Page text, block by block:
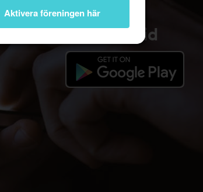
Aktivera föreningen här
Android